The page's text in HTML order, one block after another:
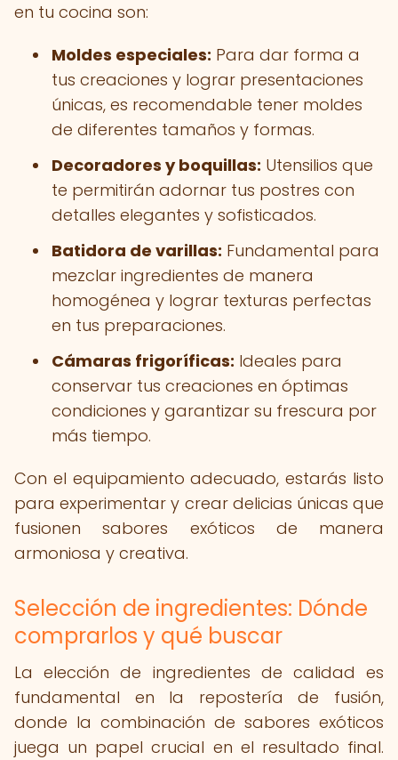
en tu cocina son:
Moldes especiales: Para dar forma a
tus creaciones y lograr presentaciones
únicas, es recomendable tener moldes
de diferentes tamaños y formas.
Decoradores y boquillas: Utensilios que
te permitirán adornar tus postres con
detalles elegantes y sofisticados.
Batidora de varillas: Fundamental para
mezclar ingredientes de manera
homogénea y lograr texturas perfectas
en tus preparaciones.
Cámaras frigoríficas: Ideales para
conservar tus creaciones en óptimas
condiciones y garantizar su frescura por
más tiempo.
Con el equipamiento adecuado, estarás listo
para experimentar y crear delicias únicas que
fusionen sabores exóticos de manera
armoniosa y creativa.
Selección de ingredientes: Dónde
comprarlos y qué buscar
La elección de ingredientes de calidad es
fundamental en la repostería de fusión,
donde la combinación de sabores exóticos
juega un papel crucial en el resultado final.